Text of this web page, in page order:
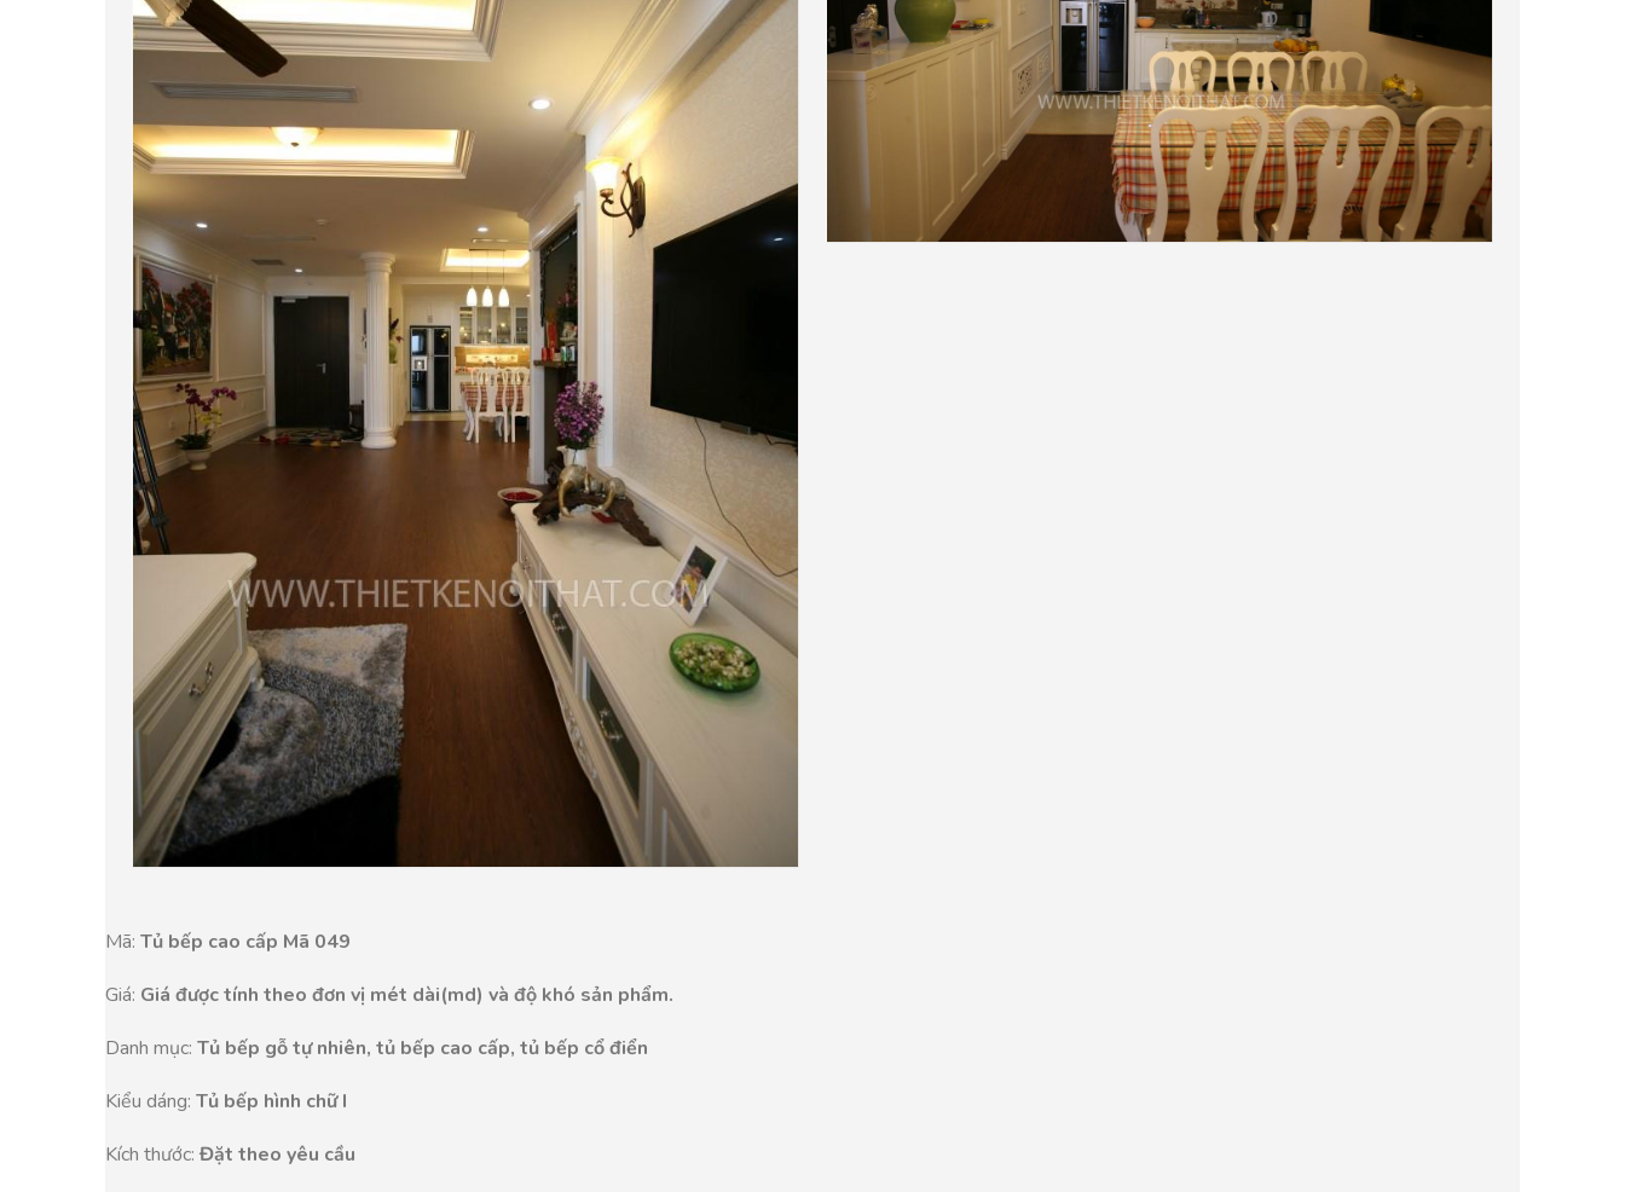
Mã: Tủ bếp cao cấp Mã 049
Giá: Giá được tính theo đơn vị mét dài(md) và độ khó sản phẩm.​
Danh mục: Tủ bếp gỗ tự nhiên, tủ bếp cao cấp, tủ bếp cổ điển
Kiểu dáng: Tủ bếp hình chữ I
Kích thước: Đặt theo yêu cầu